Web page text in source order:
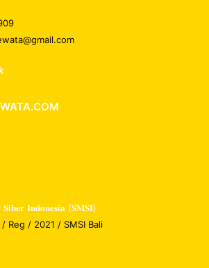
𝐈𝐧𝐝𝐨𝐧𝐞𝐬𝐢𝐚 (𝐒𝐌𝐒𝐈)
Reg / 2021 / SMSI Bali